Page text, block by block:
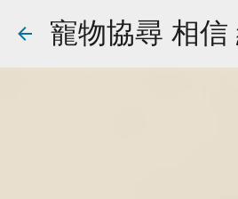
寵物協尋 相